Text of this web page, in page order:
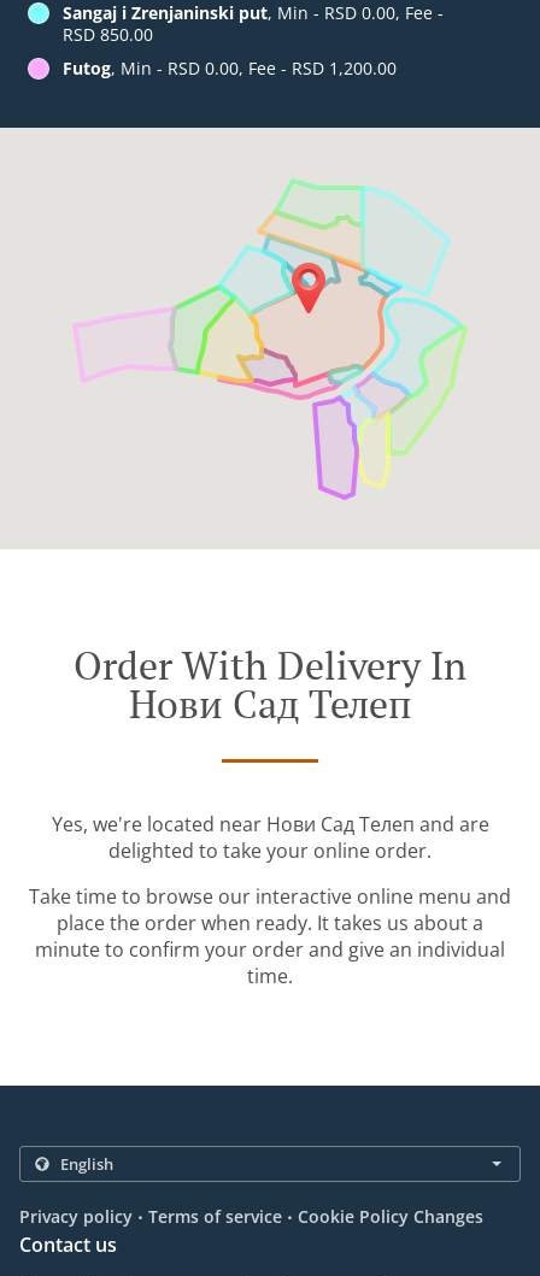
Sangaj i Zrenjaninski put, Min - RSD 0.00, Fee -
RSD 850.00
Futog, Min - RSD 0.00, Fee - RSD 1,200.00
Order With Delivery In
Нови Сад Телеп
Yes, we're located near Нови Сад Телеп and are
delighted to take your online order.
Take time to browse our interactive online menu and
place the order when ready. It takes us about a
minute to confirm your order and give an individual
time.
Privacy policy . Terms of service . Cookie Policy Changes
Contact us